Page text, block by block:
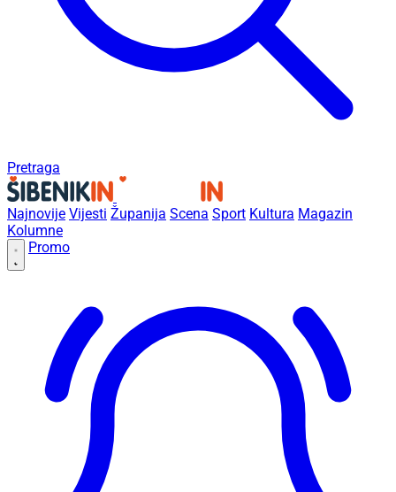
Pretraga
Najnovije Vijesti Županija Scena Sport Kultura Magazin
Kolumne
Promo